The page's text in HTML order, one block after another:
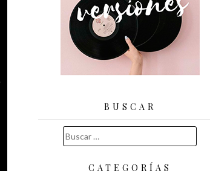
BUSCAR
Buscar:
CATEGORÍAS